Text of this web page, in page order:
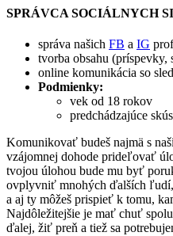
SPRÁVCA SOCIÁLNYCH
správa našich FB a IG
tvorba obsahu (príspevky,
online komunikácia so
Podmienky:
vek od 18 rokov
predchádzajúce
Komunikovať budeš najmä s
vzájomnej dohode prideľovať
tvojou úlohou bude mu byť
ovplyvniť mnohých ďalších
a aj ty môžeš prispieť k tomu,
Najdôležitejšie je mať chuť
ďalej, žiť preň a tiež sa